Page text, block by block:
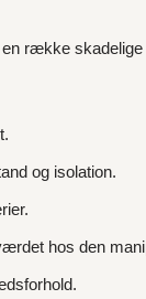
række
og isolation.
hos den